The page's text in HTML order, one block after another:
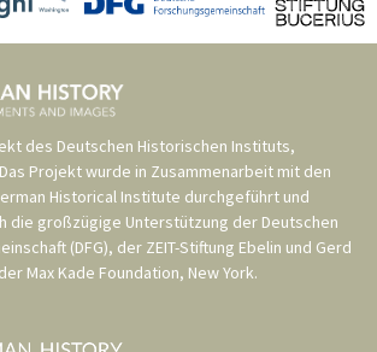
des Deutschen Historischen Instituts,
Projekt wurde in Zusammenarbeit mit den
Historical Institute durchgeführt und
die großzügige Unterstützung der Deutschen
(DFG), der ZEIT-Stiftung Ebelin und Gerd
Max Kade Foundation, New York.